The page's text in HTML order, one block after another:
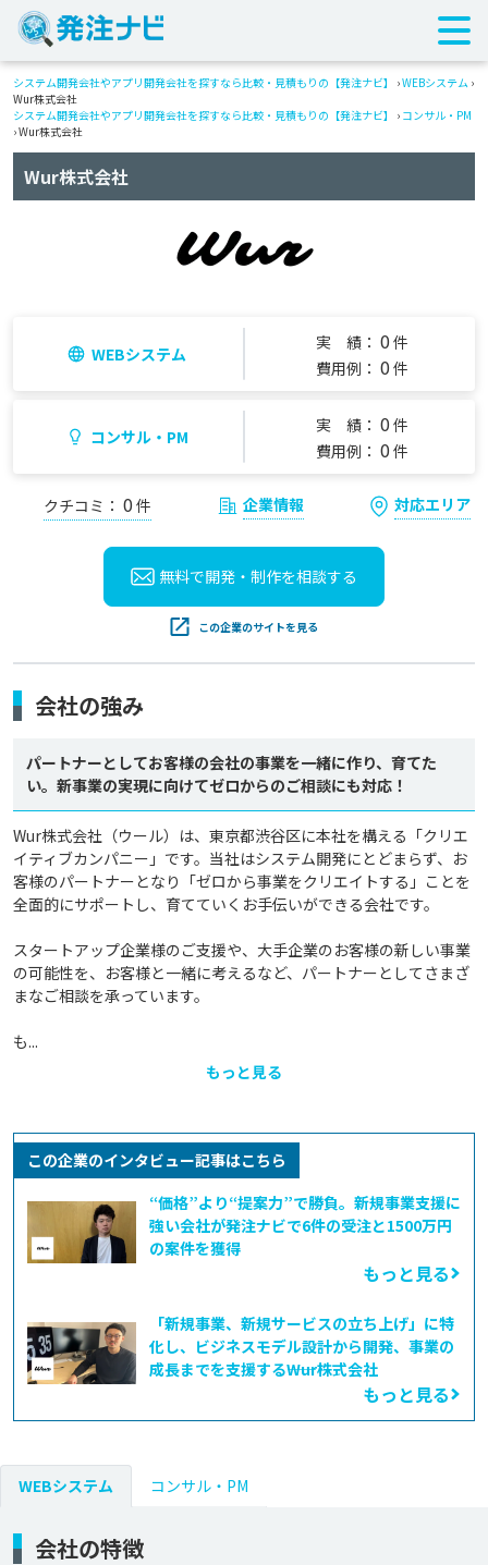
システム開発会社やアプリ開発会社を探すなら比較・見積もりの【発注ナビ】 ›WEBシステム ›
Wur株式会社
システム開発会社やアプリ開発会社を探すなら比較・見積もりの【発注ナビ】
› コンサル・PM
› Wur株式会社
Wur株式会社
WEBシステム
実 績： 0 件
費用例： 0 件
コンサル・PM
実 績： 0 件
費用例： 0 件
クチコミ： 0 件 企業情報 対応エリア
無料で開発・制作を相談する
この企業のサイトを見る
会社の強み
パートナーとしてお客様の会社の事業を一緒に作り、育てた
い。新事業の実現に向けてゼロからのご相談にも対応！
Wur株式会社（ウール）は、東京都渋谷区に本社を構える「クリエ
イティブカンパニー」です。当社はシステム開発にとどまらず、お
客様のパートナーとなり「ゼロから事業をクリエイトする」ことを
全面的にサポートし、育てていくお手伝いができる会社です。
スタートアップ企業様のご支援や、大手企業のお客様の新しい事業
の可能性を、お客様と一緒に考えるなど、パートナーとしてさまざ
まなご相談を承っています。
も...
もっと見る
この企業のインタビュー記事はこちら
“価格”より“提案力”で勝負。新規事業支援に
強い会社が発注ナビで6件の受注と1500万円
の案件を獲得
もっと見る
「新規事業、新規サービスの立ち上げ」に特
化し、ビジネスモデル設計から開発、事業の
成長までを支援する――Wur株式会社
もっと見る
WEBシステム コンサル・PM
会社の特徴